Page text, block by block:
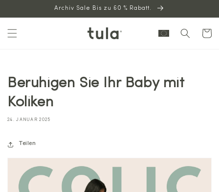
Archiv Sale Bis zu 60 % Rabatt.
Beruhigen Sie Ihr Baby mit
Koliken
24. JANUAR 2025
Teilen